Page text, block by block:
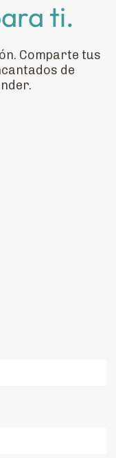
ti.
Comparte tus
de